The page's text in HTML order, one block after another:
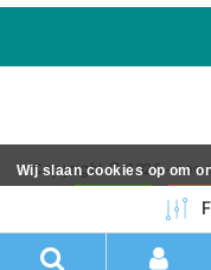
Copyright © 2026 -
rights
Wij slaan cookies op om